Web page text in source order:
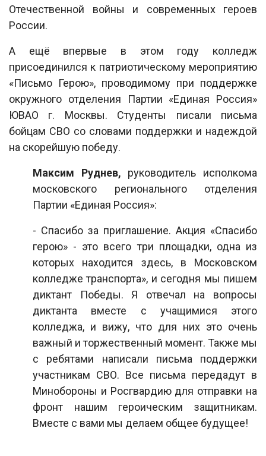
Отечественной войны и современных героев
России.
А ещё впервые в этом году колледж
присоединился к патриотическому мероприятию
«Письмо Герою», проводимому при поддержке
окружного отделения Партии «Единая Россия»
ЮВАО г. Москвы. Студенты писали письма
бойцам СВО со словами поддержки и надеждой
на скорейшую победу.
Максим Руднев, руководитель исполкома
московского регионального отделения
Партии «Единая Россия»:
- Спасибо за приглашение. Акция «Спасибо
герою» - это всего три площадки, одна из
которых находится здесь, в Московском
колледже транспорта», и сегодня мы пишем
диктант Победы. Я отвечал на вопросы
диктанта вместе с учащимися этого
колледжа, и вижу, что для них это очень
важный и торжественный момент. Также мы
с ребятами написали письма поддержки
участникам СВО. Все письма передадут в
Минобороны и Росгвардию для отправки на
фронт нашим героическим защитникам.
Вместе с вами мы делаем общее будущее!